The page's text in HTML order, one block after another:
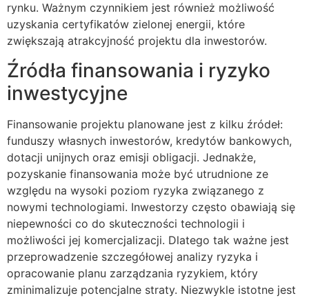
rynku. Ważnym czynnikiem jest również możliwość
uzyskania certyfikatów zielonej energii, które
zwiększają atrakcyjność projektu dla inwestorów.
Źródła finansowania i ryzyko
inwestycyjne
Finansowanie projektu planowane jest z kilku źródeł:
funduszy własnych inwestorów, kredytów bankowych,
dotacji unijnych oraz emisji obligacji. Jednakże,
pozyskanie finansowania może być utrudnione ze
względu na wysoki poziom ryzyka związanego z
nowymi technologiami. Inwestorzy często obawiają się
niepewności co do skuteczności technologii i
możliwości jej komercjalizacji. Dlatego tak ważne jest
przeprowadzenie szczegółowej analizy ryzyka i
opracowanie planu zarządzania ryzykiem, który
zminimalizuje potencjalne straty. Niezwykle istotne jest